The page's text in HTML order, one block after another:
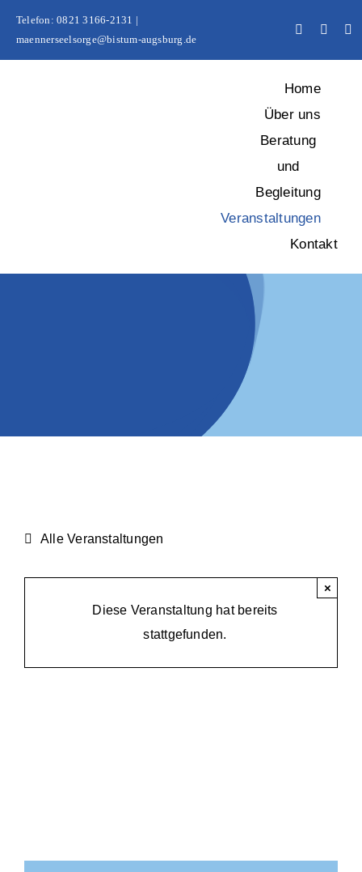
Inhalt
springen
Telefon: 0821 3166-2131 |
maennerseelsorge@bistum-augsburg.de
Home
Über uns
Beratung
und
Begleitung
Veranstaltungen
Kontakt
Alle Veranstaltungen
Diese Veranstaltung hat bereits
stattgefunden.
×